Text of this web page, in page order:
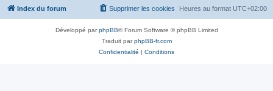
h
Index du forum Heures au format UTC+02:00
Supprimer les cookies
Développé parphpBB® Forum Software © phpBB Limited
Traduit parphpBB-fr.com
Confidentialité | Conditions